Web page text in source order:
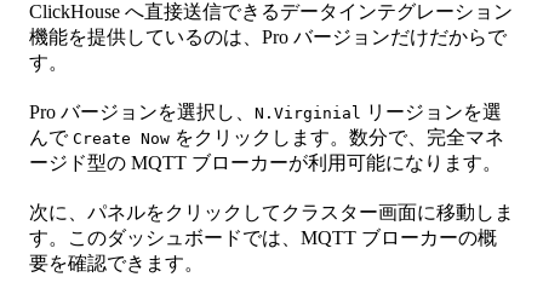
ClickHouse へ直接送信できるデータインテグレーション
機能を提供しているのは、Pro バージョンだけだからで
す。
Pro バージョンを選択し、 N.Virginial リージョンを選
んで Create Now をクリックします。数分で、完全マネ
ージド型の MQTT ブローカーが利用可能になります。
次に、パネルをクリックしてクラスター画面に移動しま
す。このダッシュボードでは、MQTT ブローカーの概
要を確認できます。